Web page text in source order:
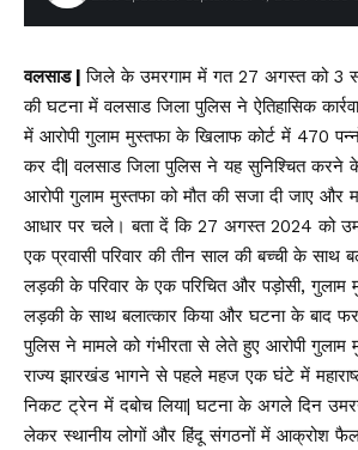
वलसाड |जिले के उमरगाम में गत 27 अगस्त को 3
की घटना में वलसाड जिला पुलिस ने ऐतिहासिक
में आरोपी गुलाम मुस्तफा के खिलाफ कोर्ट में 470
कर दी| वलसाड जिला पुलिस ने यह सुनिश्चित करने
आरोपी गुलाम मुस्तफा को मौत की सजा दी जाए और
आधार पर चले। बता दें कि 27 अगस्त 2024 को
एक प्रवासी परिवार की तीन साल की बच्ची के साथ
लड़की के परिवार के एक परिचित और पड़ोसी, गुलाम
लड़की के साथ बलात्कार किया और घटना के बाद
पुलिस ने मामले को गंभीरता से लेते हुए आरोपी
राज्य झारखंड भागने से पहले महज एक घंटे में
निकट ट्रेन में दबोच लिया| घटना के अगले दिन
लेकर स्थानीय लोगों और हिंदू संगठनों में आक्रोश